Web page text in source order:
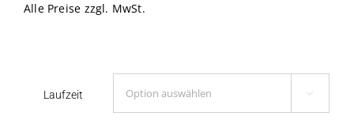
Alle Preise zzgl. MwSt.
Laufzeit 